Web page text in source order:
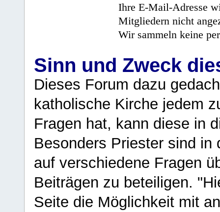
Ihre E-Mail-Adresse
Mitgliedern nicht
Wir sammeln keine
Sinn und Zweck
Dieses Forum dazu
katholische Kirche jedem
Fragen hat, kann diese in
Besonders Priester sind in
auf verschiedene Fragen
Beiträgen zu beteiligen.
Seite die Möglichkeit mit